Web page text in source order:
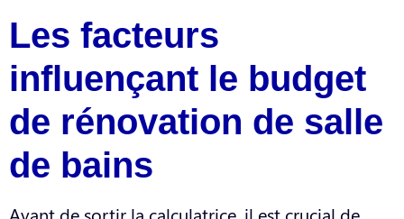
Les facteurs
influençant le budget
de rénovation de salle
de bains